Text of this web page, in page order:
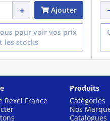
Ajouter
pour voir vos prix
les stocks
Rexel France
Produits
Catégories
Nos
Catalogues